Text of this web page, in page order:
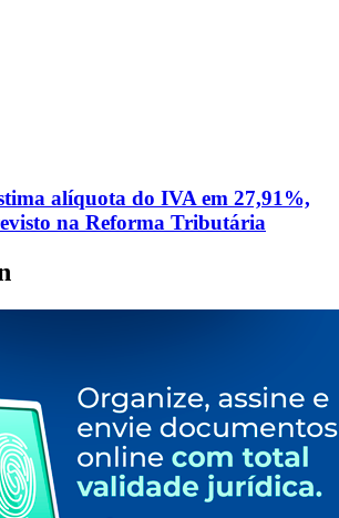
alíquota do IVA em 27,91%,
na Reforma Tributária